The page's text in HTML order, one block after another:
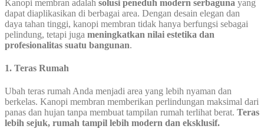
Kanopi membran adalah solusi peneduh modern serbaguna yang
dapat diaplikasikan di berbagai area. Dengan desain elegan dan
daya tahan tinggi, kanopi membran tidak hanya berfungsi sebagai
pelindung, tetapi juga meningkatkan nilai estetika dan
profesionalitas suatu bangunan.
1. Teras Rumah
Ubah teras rumah Anda menjadi area yang lebih nyaman dan
berkelas. Kanopi membran memberikan perlindungan maksimal dari
panas dan hujan tanpa membuat tampilan rumah terlihat berat. Teras
lebih sejuk, rumah tampil lebih modern dan eksklusif.